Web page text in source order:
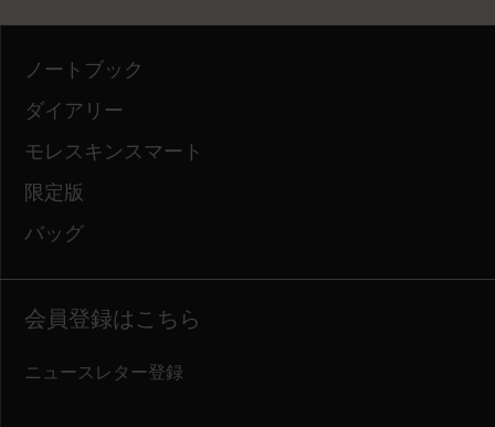
ノートブック
ダイアリー
モレスキンスマート
限定版
バッグ
会員登録はこちら
ニュースレター登録